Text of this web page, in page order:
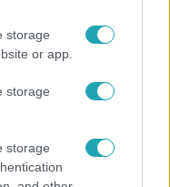
storage
or app.
storage
storagesikereket hozhat